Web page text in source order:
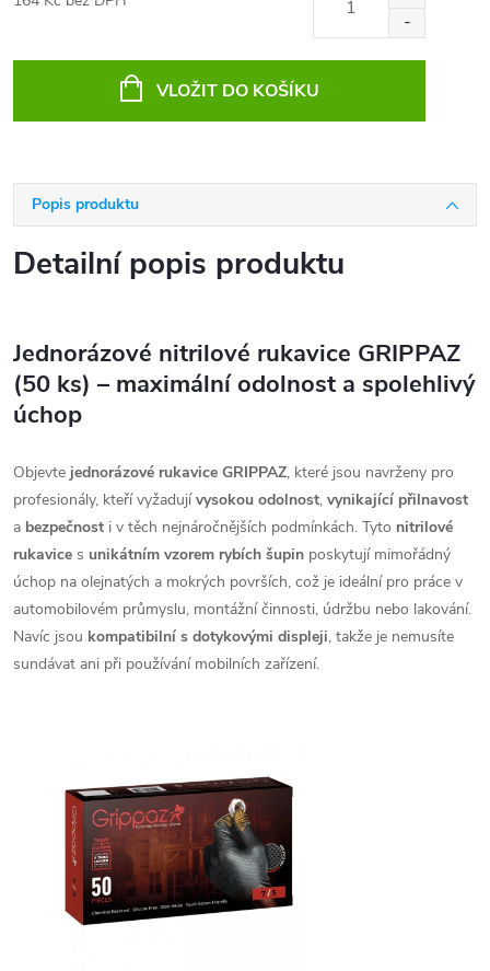
VLOŽIT DO KOŠÍKU
Popis produktu
Detailní popis produktu
Jednorázové nitrilové rukavice GRIPPAZ
(50 ks) – maximální odolnost a spolehlivý
úchop
Objevte jednorázové rukavice GRIPPAZ, které jsou navrženy pro
profesionály, kteří vyžadujívysokou odolnost, vynikající přilnavost
a bezpečnost i v těch nejnáročnějších podmínkách. Tyto nitrilové
rukavice s unikátním vzorem rybích šupin poskytují mimořádný
úchop na olejnatých a mokrých površích, což je ideální pro práce v
automobilovém průmyslu, montážní činnosti, údržbu nebo lakování.
Navíc jsou kompatibilní s dotykovými displeji, takže je nemusíte
sundávat ani při používání mobilních zařízení.